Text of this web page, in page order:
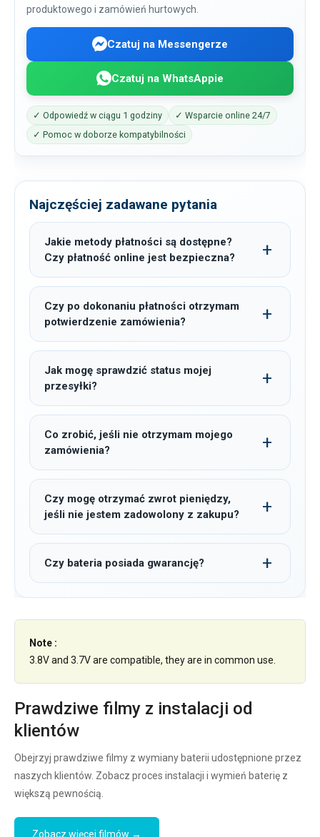
produktowego i zamówień hurtowych.
Czatuj na Messengerze
Czatuj na WhatsAppie
✓ Odpowiedź w ciągu 1 godziny
✓ Wsparcie online 24/7
✓ Pomoc w doborze kompatybilności
Najczęściej zadawane pytania
Jakie metody płatności są dostępne?
Czy płatność online jest bezpieczna?
Czy po dokonaniu płatności otrzymam
potwierdzenie zamówienia?
Jak mogę sprawdzić status mojej
przesyłki?
Co zrobić, jeśli nie otrzymam mojego
zamówienia?
Czy mogę otrzymać zwrot pieniędzy,
jeśli nie jestem zadowolony z zakupu?
Czy bateria posiada gwarancję?
Note :
3.8V and 3.7V are compatible, they are in common use.
Prawdziwe filmy z instalacji od
klientów
Obejrzyj prawdziwe filmy z wymiany baterii udostępnione przez
naszych klientów. Zobacz proces instalacji i wymień baterię z
większą pewnością.
Zobacz więcej filmów →